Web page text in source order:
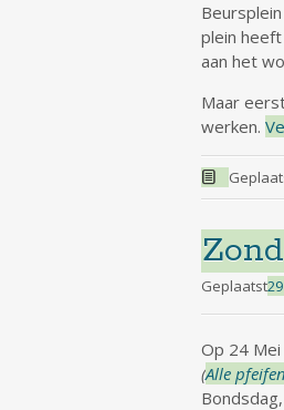
plein
aan het
Maar
werken.
Geplaatst
Op 24
(Alle